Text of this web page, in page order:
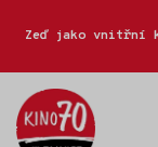
Zeď jako vnitřní
70